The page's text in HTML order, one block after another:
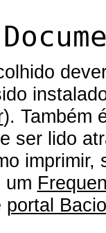
). Também
ser lido
um
portal